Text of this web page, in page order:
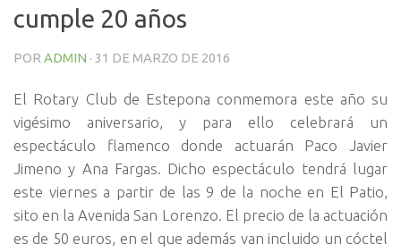
cumple 20 años
POR ADMIN · 31 DE MARZO DE 2016
El Rotary Club de Estepona conmemora este año su
vigésimo aniversario, y para ello celebrará un
espectáculo flamenco donde actuarán Paco Javier
Jimeno y Ana Fargas. Dicho espectáculo tendrá lugar
este viernes a partir de las 9 de la noche en El Patio,
sito en la Avenida San Lorenzo. El precio de la actuación
es de 50 euros, en el que además van incluido un cóctel